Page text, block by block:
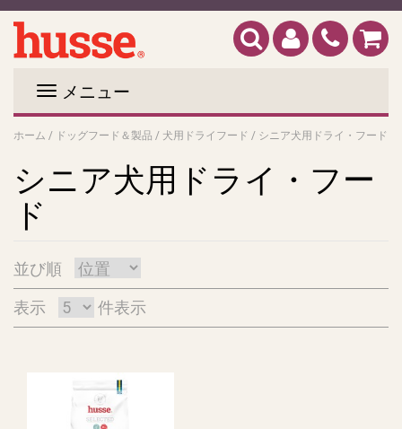
メニュー
ホーム / ドッグフード＆製品 / 犬用ドライフード / シニア犬用ドライ・フード
シニア犬用ドライ・フー
ド
並び順
表示 件表示